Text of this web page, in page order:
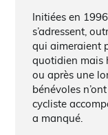
Initiées en
s’adressent,
qui aimeraient
quotidien mais
ou après une
bénévoles
cycliste
a manqué.